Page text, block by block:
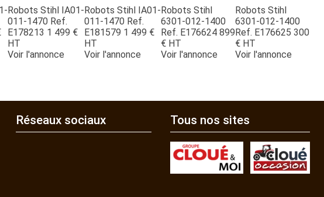
Robots Stihl IA01-
011-1470 Ref.
E178213 1 499 €
HT
Voir l'annonce
Robots Stihl IA01-
011-1470 Ref.
E181579 1 499 €
HT
Voir l'annonce
Robots Stihl
6301-012-1400
Ref. E176624 899
€ HT
Voir l'annonce
Robots Stihl
6301-012-1400
Ref. E176625300
€ HT
Voir l'annonce
Réseaux sociaux Tous nos sites